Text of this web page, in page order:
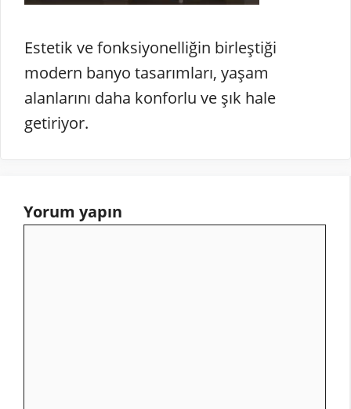
Estetik ve fonksiyonelliğin birleştiği
modern banyo tasarımları, yaşam
alanlarını daha konforlu ve şık hale
getiriyor.
Yorum yapın